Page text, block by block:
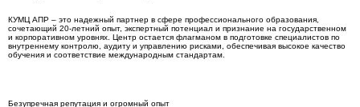
КУМЦ АПР – это надежный партнер в сфере профессионального образования,
сочетающий 20-летний опыт, экспертный потенциал и признание на государственном
и корпоративном уровнях. Центр остается флагманом в подготовке специалистов по
внутреннему контролю, аудиту и управлению рисками, обеспечивая высокое качество
обучения и соответствие международным стандартам.
Безупречная репутация и огромный опыт